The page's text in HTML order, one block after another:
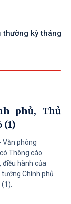
thường kỳ tháng
phủ, Thủ
(1)
Văn phòng
Thông cáo
điều hành của
tướng Chính phủ